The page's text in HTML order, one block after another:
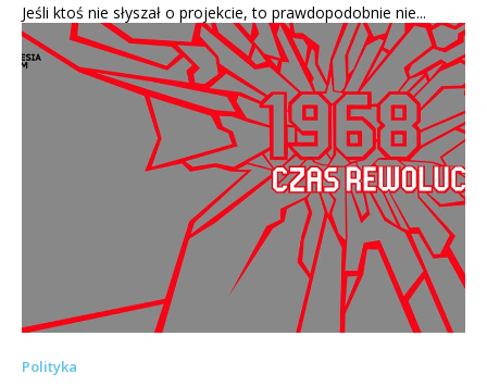
Jeśli ktoś nie słyszał o projekcie, to prawdopodobnie nie...
Polityka